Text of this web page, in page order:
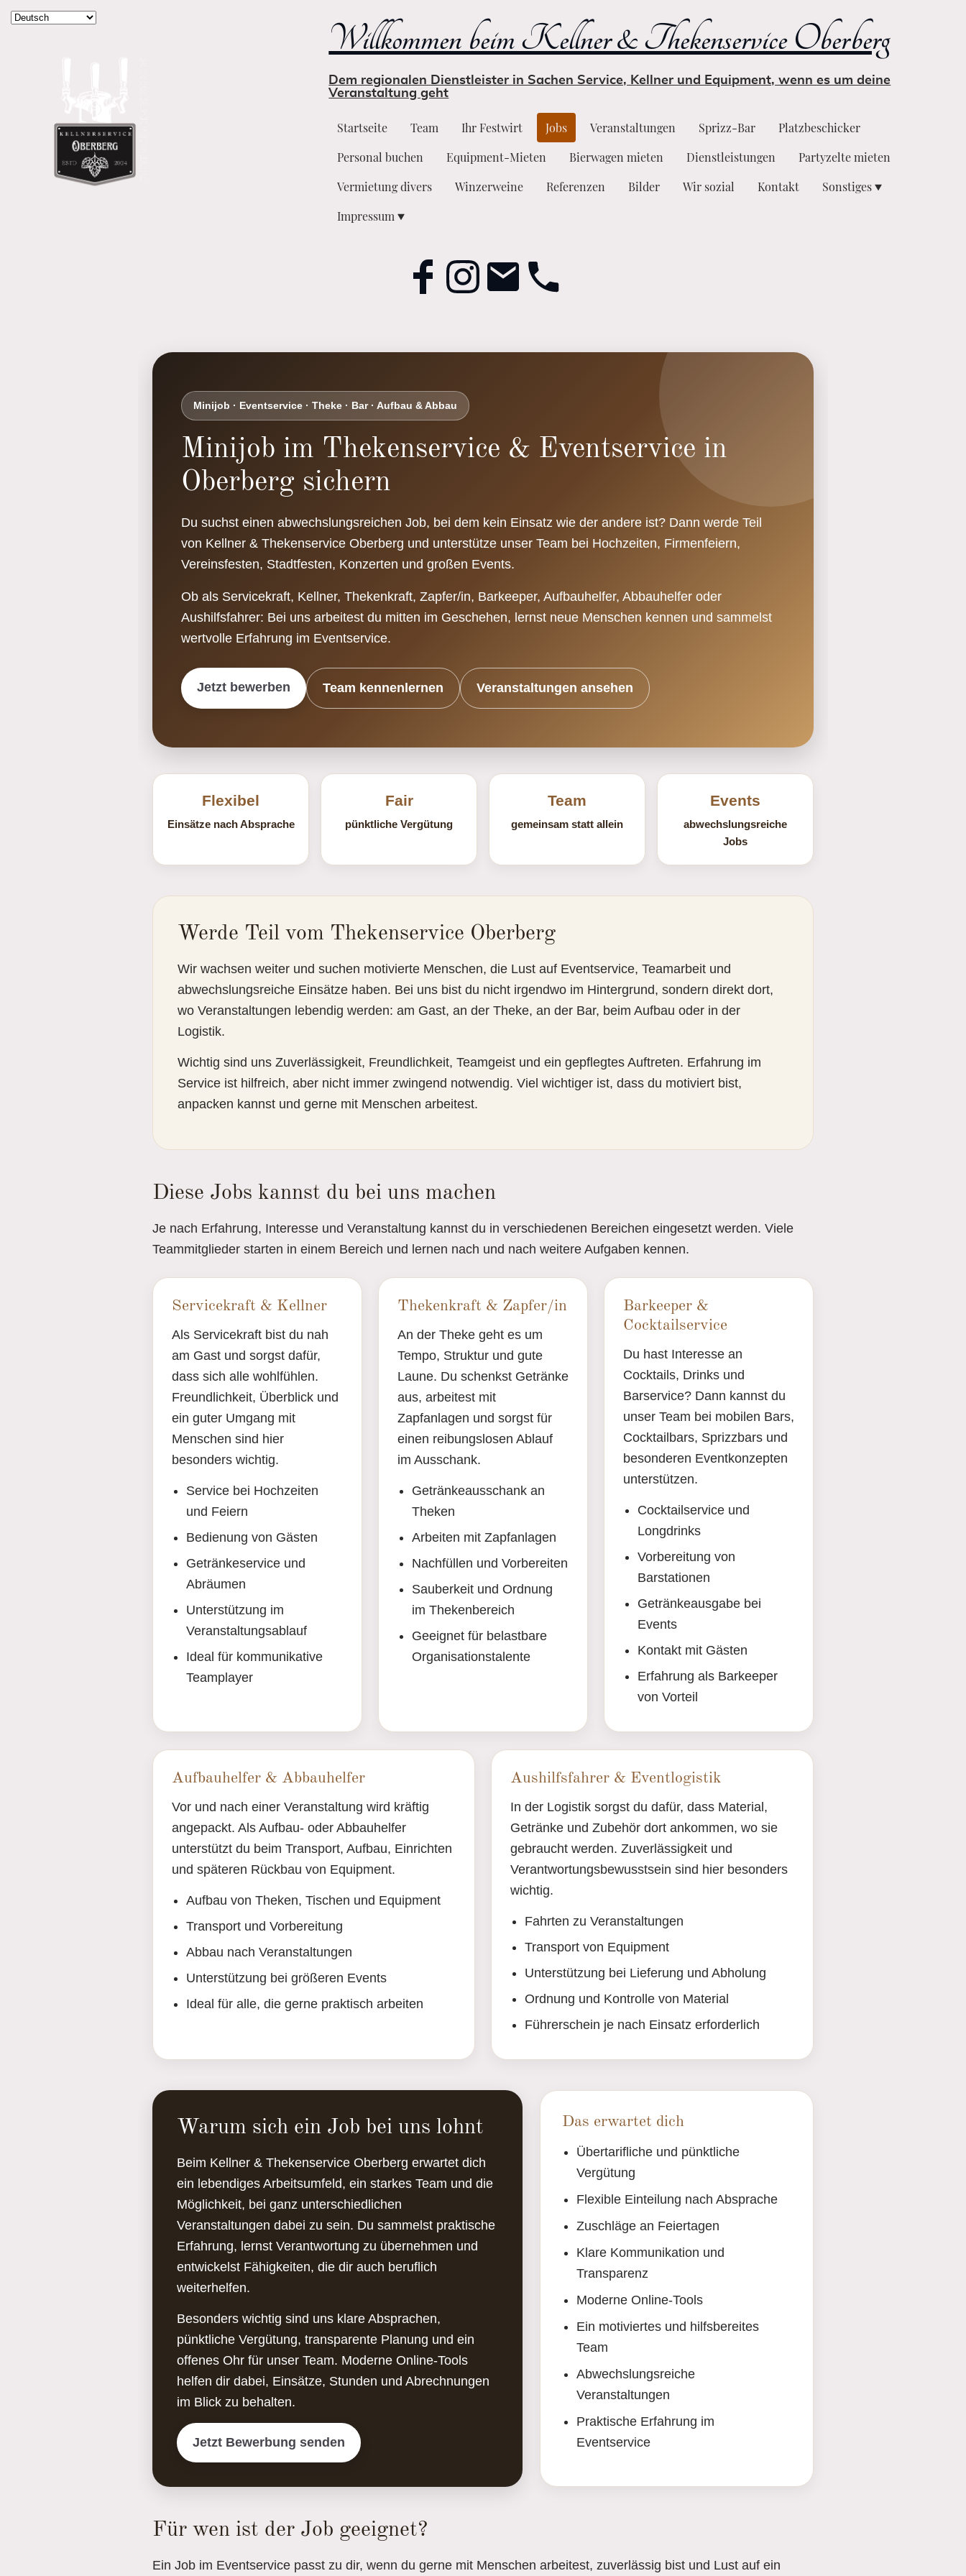
Willkommen beim Kellner & Thekenservice Oberberg
Dem regionalen Dienstleister in Sachen Service, Kellner und Equipment, wenn es um deine
Veranstaltung geht
Startseite Team Ihr Festwirt Jobs Veranstaltungen Sprizz-Bar
Platzbeschicker
Personal buchen
Equipment-Mieten Bierwagen mieten Dienstleistungen
Partyzelte mieten
Vermietung divers
Winzerweine Referenzen Bilder Wir sozial Kontakt
Sonstiges
Impressum
Minijob · Eventservice · Theke · Bar · Aufbau & Abbau
Minijob im Thekenservice & Eventservice in
Oberberg sichern
Du suchst einen abwechslungsreichen Job, bei dem kein Einsatz wie der andere ist? Dann werde Teil
von Kellner & Thekenservice Oberberg und unterstütze unser Team bei Hochzeiten, Firmenfeiern,
Vereinsfesten, Stadtfesten, Konzerten und großen Events.
Ob als Servicekraft, Kellner, Thekenkraft, Zapfer/in, Barkeeper, Aufbauhelfer, Abbauhelfer oder
Aushilfsfahrer: Bei uns arbeitest du mitten im Geschehen, lernst neue Menschen kennen und sammelst
wertvolle Erfahrung im Eventservice.
Jetzt bewerben Team kennenlernen Veranstaltungen ansehen
Flexibel
Einsätze nach Absprache
Fair
pünktliche Vergütung
Team
gemeinsam statt allein
Events
abwechslungsreiche
Jobs
Werde Teil vom Thekenservice Oberberg
Wir wachsen weiter und suchen motivierte Menschen, die Lust auf Eventservice, Teamarbeit und
abwechslungsreiche Einsätze haben. Bei uns bist du nicht irgendwo im Hintergrund, sondern direkt dort,
wo Veranstaltungen lebendig werden: am Gast, an der Theke, an der Bar, beim Aufbau oder in der
Logistik.
Wichtig sind uns Zuverlässigkeit, Freundlichkeit, Teamgeist und ein gepflegtes Auftreten. Erfahrung im
Service ist hilfreich, aber nicht immer zwingend notwendig. Viel wichtiger ist, dass du motiviert bist,
anpacken kannst und gerne mit Menschen arbeitest.
Diese Jobs kannst du bei uns machen
Je nach Erfahrung, Interesse und Veranstaltung kannst du in verschiedenen Bereichen eingesetzt werden. Viele
Teammitglieder starten in einem Bereich und lernen nach und nach weitere Aufgaben kennen.
Servicekraft & Kellner
Als Servicekraft bist du nah
am Gast und sorgst dafür,
dass sich alle wohlfühlen.
Freundlichkeit, Überblick und
ein guter Umgang mit
Menschen sind hier
besonders wichtig.
Service bei Hochzeiten
und Feiern
Bedienung von Gästen
Getränkeservice und
Abräumen
Unterstützung im
Veranstaltungsablauf
Ideal für kommunikative
Teamplayer
Thekenkraft & Zapfer/in
An der Theke geht es um
Tempo, Struktur und gute
Laune. Du schenkst Getränke
aus, arbeitest mit
Zapfanlagen und sorgst für
einen reibungslosen Ablauf
im Ausschank.
Getränkeausschank an
Theken
Arbeiten mit Zapfanlagen
Nachfüllen und Vorbereiten
Sauberkeit und Ordnung
im Thekenbereich
Geeignet für belastbare
Organisationstalente
Barkeeper &
Cocktailservice
Du hast Interesse an
Cocktails, Drinks und
Barservice? Dann kannst du
unser Team bei mobilen Bars,
Cocktailbars, Sprizzbars und
besonderen Eventkonzepten
unterstützen.
Cocktailservice und
Longdrinks
Vorbereitung von
Barstationen
Getränkeausgabe bei
Events
Kontakt mit Gästen
Erfahrung als Barkeeper
von Vorteil
Aufbauhelfer & Abbauhelfer
Vor und nach einer Veranstaltung wird kräftig
angepackt. Als Aufbau- oder Abbauhelfer
unterstützt du beim Transport, Aufbau, Einrichten
und späteren Rückbau von Equipment.
Aufbau von Theken, Tischen und Equipment
Transport und Vorbereitung
Abbau nach Veranstaltungen
Unterstützung bei größeren Events
Ideal für alle, die gerne praktisch arbeiten
Aushilfsfahrer & Eventlogistik
In der Logistik sorgst du dafür, dass Material,
Getränke und Zubehör dort ankommen, wo sie
gebraucht werden. Zuverlässigkeit und
Verantwortungsbewusstsein sind hier besonders
wichtig.
Fahrten zu Veranstaltungen
Transport von Equipment
Unterstützung bei Lieferung und Abholung
Ordnung und Kontrolle von Material
Führerschein je nach Einsatz erforderlich
Warum sich ein Job bei uns lohnt
Beim Kellner & Thekenservice Oberberg erwartet dich
ein lebendiges Arbeitsumfeld, ein starkes Team und die
Möglichkeit, bei ganz unterschiedlichen
Veranstaltungen dabei zu sein. Du sammelst praktische
Erfahrung, lernst Verantwortung zu übernehmen und
entwickelst Fähigkeiten, die dir auch beruflich
weiterhelfen.
Besonders wichtig sind uns klare Absprachen,
pünktliche Vergütung, transparente Planung und ein
offenes Ohr für unser Team. Moderne Online-Tools
helfen dir dabei, Einsätze, Stunden und Abrechnungen
im Blick zu behalten.
Jetzt Bewerbung senden
Das erwartet dich
Übertarifliche und pünktliche
Vergütung
Flexible Einteilung nach Absprache
Zuschläge an Feiertagen
Klare Kommunikation und
Transparenz
Moderne Online-Tools
Ein motiviertes und hilfsbereites
Team
Abwechslungsreiche
Veranstaltungen
Praktische Erfahrung im
Eventservice
Für wen ist der Job geeignet?
Ein Job im Eventservice passt zu dir, wenn du gerne mit Menschen arbeitest, zuverlässig bist und Lust auf ein